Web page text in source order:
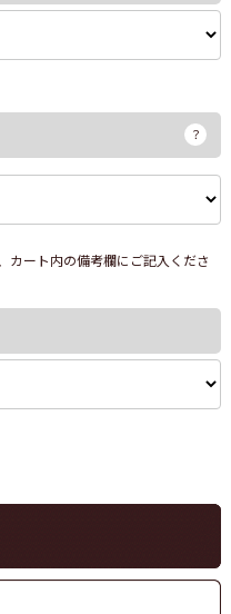
ート内の備考欄にご記入くださ